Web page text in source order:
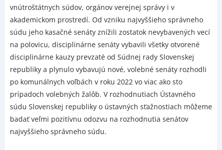
vnútroštátnych súdov, orgánov verejnej správy i v
akademickom prostredí. Od vzniku najvyššieho správneho
súdu jeho kasačné senáty znížili zostatok nevybavených vecí
na polovicu, disciplinárne senáty vybavili všetky otvorené
disciplinárne kauzy prevzaté od Súdnej rady Slovenskej
republiky a plynulo vybavujú nové, volebné senáty rozhodli
po komunálnych voľbách v roku 2022 vo viac ako sto
prípadoch volebných žalôb. V rozhodnutiach Ústavného
súdu Slovenskej republiky o ústavných sťažnostiach môžeme
badať veľmi pozitívnu odozvu na rozhodnutia senátov
najvyššieho správneho súdu.